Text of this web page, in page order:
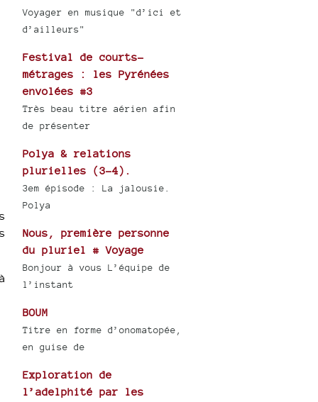
Voyager en musique "d’ici et
d’ailleurs"
Festival de courts-
métrages : les Pyrénées
envolées #3
Très beau titre aérien afin
de présenter
Polya & relations
plurielles (3-4).
3em épisode : La jalousie.
Polya
Nous, première personne
du pluriel # Voyage
Bonjour à vous L’équipe de
l’instant
BOUM
Titre en forme d’onomatopée,
en guise de
Exploration de
l’adelphité par les